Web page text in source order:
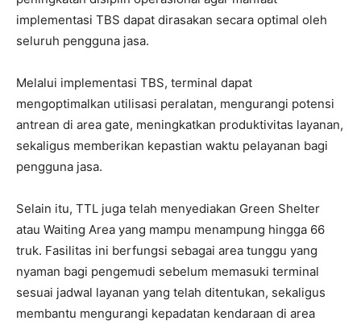
implementasi TBS dapat dirasakan secara optimal oleh
seluruh pengguna jasa.
Melalui implementasi TBS, terminal dapat
mengoptimalkan utilisasi peralatan, mengurangi potensi
antrean di area gate, meningkatkan produktivitas layanan,
sekaligus memberikan kepastian waktu pelayanan bagi
pengguna jasa.
Selain itu, TTL juga telah menyediakan Green Shelter
atau Waiting Area yang mampu menampung hingga 66
truk. Fasilitas ini berfungsi sebagai area tunggu yang
nyaman bagi pengemudi sebelum memasuki terminal
sesuai jadwal layanan yang telah ditentukan, sekaligus
membantu mengurangi kepadatan kendaraan di area